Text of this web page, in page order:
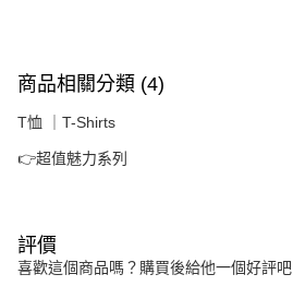
商品相關分類 (4)
T恤 ｜T-Shirts
👉超值魅力系列
評價
喜歡這個商品嗎？購買後給他一個好評吧